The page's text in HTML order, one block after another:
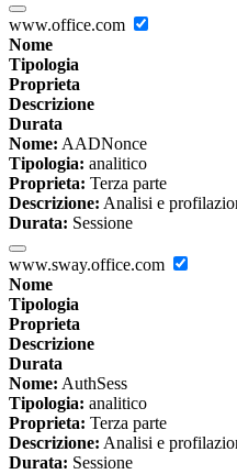
www.office.com
Nome
Tipologia
Proprieta
Descrizione
Durata
Nome: AADNonce
Tipologia: analitico
Proprieta: Terza parte
Descrizione: Analisi e
Durata: Sessione
www.sway.office.com
Nome
Tipologia
Proprieta
Descrizione
Durata
Nome: AuthSess
Tipologia: analitico
Proprieta: Terza parte
Descrizione: Analisi e
Durata: Sessione